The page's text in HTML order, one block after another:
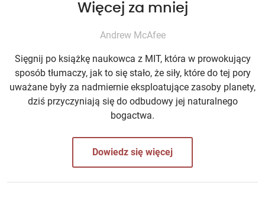
Więcej za mniej
Andrew McAfee
Sięgnij po książkę naukowca z MIT, która w prowokujący
sposób tłumaczy, jak to się stało, że siły, które do tej pory
uważane były za nadmiernie eksploatujące zasoby planety,
dziś przyczyniają się do odbudowy jej naturalnego
bogactwa.
Dowiedz się więcej